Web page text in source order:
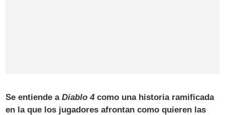
Se entiende aDiablo 4 como una historia ramificada
en la que los jugadores afrontan como quieren las